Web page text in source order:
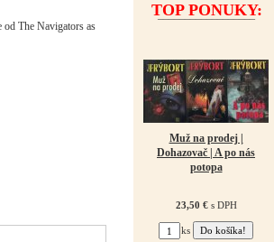
The Navigators as
TOP PONUKY:
Muž na prodej |
Dohazovač | A po nás
potopa
23,50 €s DPH
ks